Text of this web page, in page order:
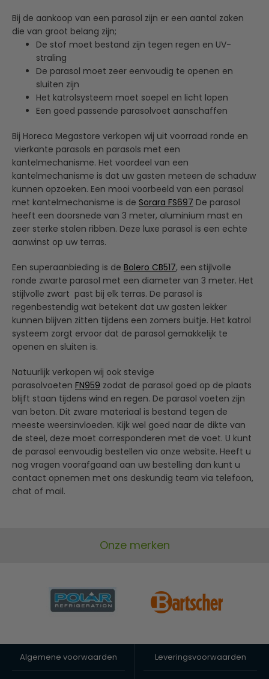
Bij de aankoop van een parasol zijn er een aantal zaken
die van groot belang zijn;
De stof moet bestand zijn tegen regen en UV-
straling
De parasol moet zeer eenvoudig te openen en
sluiten zijn
Het katrolsysteem moet soepel en licht lopen
Een goed passende parasolvoet aanschaffen
Bij Horeca Megastore verkopen wij uit voorraad ronde en
vierkante parasols en parasols met een
kantelmechanisme. Het voordeel van een
kantelmechanisme is dat uw gasten meteen de schaduw
kunnen opzoeken. Een mooi voorbeeld van een parasol
met kantelmechanisme is de Sorara FS697 De parasol
heeft een doorsnede van 3 meter, aluminium mast en
zeer sterke stalen ribben. Deze luxe parasol is een echte
aanwinst op uw terras.
Een superaanbieding is de Bolero CB517, een stijlvolle
ronde zwarte parasol met een diameter van 3 meter. Het
stijlvolle zwart past bij elk terras. De parasol is
regenbestendig wat betekent dat uw gasten lekker
kunnen blijven zitten tijdens een zomers buitje. Het katrol
systeem zorgt ervoor dat de parasol gemakkelijk te
openen en sluiten is.
Natuurlijk verkopen wij ook stevige
parasolvoeten FN959 zodat de parasol goed op de plaats
blijft staan tijdens wind en regen. De parasol voeten zijn
van beton. Dit zware materiaal is bestand tegen de
meeste weersinvloeden. Kijk wel goed naar de dikte van
de steel, deze moet corresponderen met de voet. U kunt
de parasol eenvoudig bestellen via onze website. Heeft u
nog vragen voorafgaand aan uw bestelling dan kunt u
contact opnemen met ons deskundig team via telefoon,
chat of mail.
Onze merken
Algemene voorwaarden Leveringsvoorwaarden